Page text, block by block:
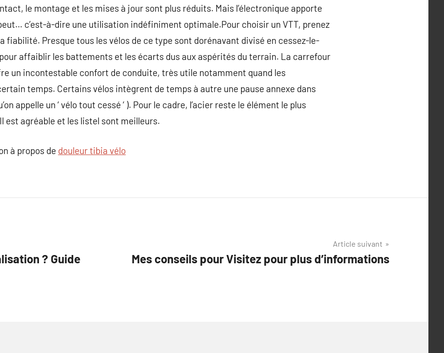
le montage et les mises à jour sont plus réduits. Mais l’électronique apporte
c’est-à-dire une utilisation indéfiniment optimale.Pour choisir un VTT, prenez
fiabilité. Presque tous les vélos de ce type sont dorénavant divisé en cessez-le-
affaiblir les battements et les écarts dus aux aspérités du terrain. La carrefour
un incontestable confort de conduite, très utile notamment quand les
temps. Certains vélos intègrent de temps à autre une pause annexe dans
appelle un ‘ vélo tout cessé ‘ ). Pour le cadre, l’acier reste le élément le plus
agréable et les listel sont meilleurs.
à propos de douleur tibia vélo
? Guide
Article suivant
Mes conseils pour Visitez pour plus d’informations